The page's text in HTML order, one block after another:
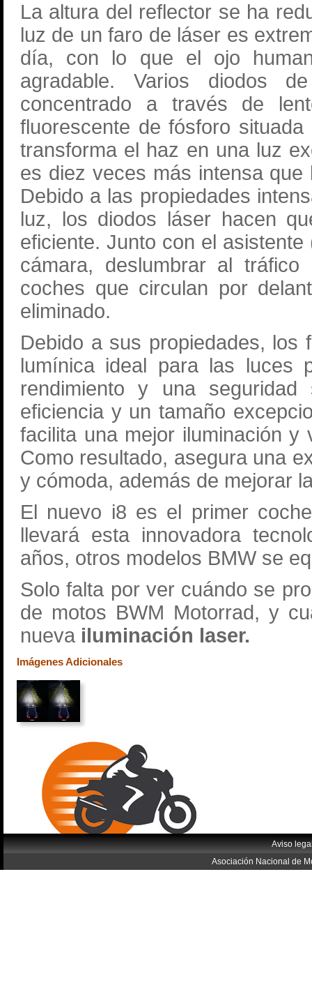
La altura del reflector se ha
luz de un faro de láser es
día, con lo que el ojo
agradable. Varios diodos
concentrado a través de
fluorescente de fósforo
transforma el haz en una luz
es diez veces más intensa
Debido a las propiedades
luz, los diodos láser hacen
eficiente. Junto con el
cámara, deslumbrar al
coches que circulan por
eliminado.
Debido a sus propiedades, los
lumínica ideal para las luces
rendimiento y una
eficiencia y un tamaño
facilita una mejor iluminación y
Como resultado, asegura una
y cómoda, además de mejorar
El nuevo i8 es el primer
llevará esta innovadora
años, otros modelos BMW se
Solo falta por ver cuándo se
de motos BWM Motorrad, y
nueva iluminación laser.
Imágenes Adicionales
Aviso
Asociación Nacional de